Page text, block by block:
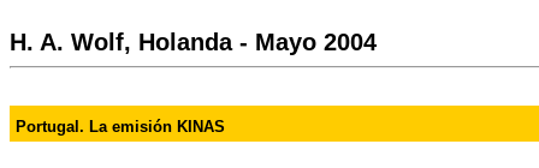
H. A. Wolf, Holanda - Mayo 2004
Portugal. La emisión KINAS